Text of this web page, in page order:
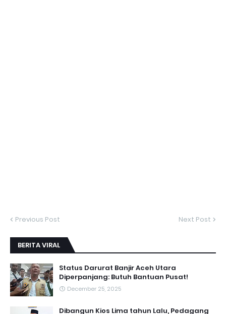
Previous Post Next Post
BERITA VIRAL
Status Darurat Banjir Aceh Utara
Diperpanjang: Butuh Bantuan Pusat!
December 25, 2025
Dibangun Kios Lima tahun Lalu, Pedagang